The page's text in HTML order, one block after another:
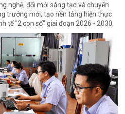
nghệ, đổi mới sáng tạo và chuyển
trưởng mới, tạo nền tảng hiện thực
tế "2 con số" giai đoạn 2026 - 2030.